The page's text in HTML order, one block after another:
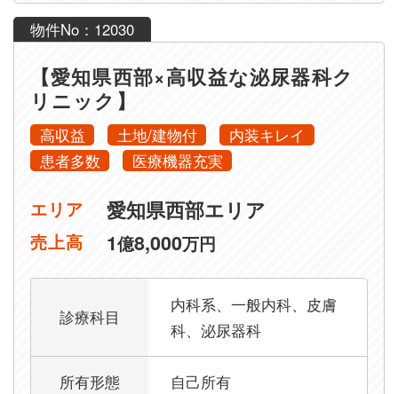
物件No：12030
【愛知県西部×高収益な泌尿器科ク
リニック】
高収益 土地/建物付
内装キレイ
患者多数
医療機器充実
エリア 愛知県西部エリア
売上高 1億8,000万円
診療科目
内科系、一般内科、皮膚
科、泌尿器科
所有形態 自己所有